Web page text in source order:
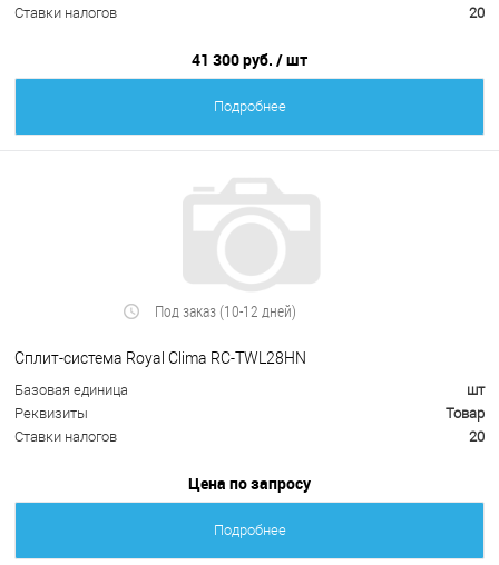
Ставки налогов
20
41 300 руб. / шт
Подробнее
Под заказ (10-12 дней)
Сплит-система Royal Clima RC-TWL28HN
Базовая единица
шт
Реквизиты
Товар
Ставки налогов
20
Цена по запросу
Подробнее